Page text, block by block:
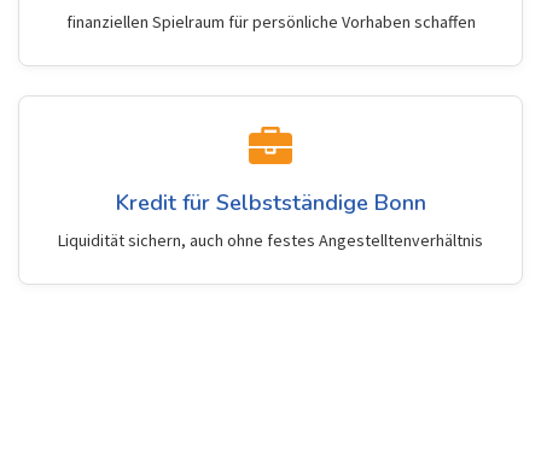
finanziellen Spielraum für persönliche Vorhaben schaffen
Kredit für Selbstständige Bonn
Liquidität sichern, auch ohne festes Angestelltenverhältnis